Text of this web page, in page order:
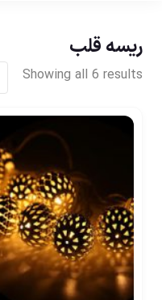
ریسه قلب
Showing all 6 results